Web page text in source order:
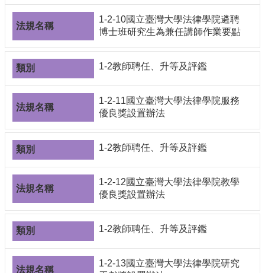
1-2-10國立臺灣大學法律學院遴聘
博士班研究生為兼任講師作業要點
1-2教師聘任、升等及評鑑
1-2-11國立臺灣大學法律學院服務
優良獎設置辦法
1-2教師聘任、升等及評鑑
1-2-12國立臺灣大學法律學院教學
優良獎設置辦法
1-2教師聘任、升等及評鑑
1-2-13國立臺灣大學法律學院研究